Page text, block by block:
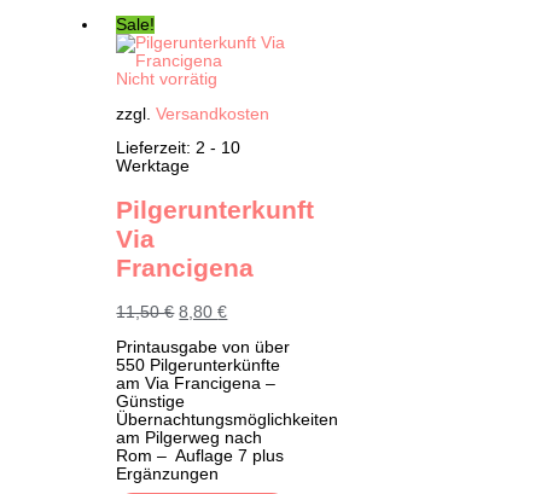
Sale!
Nicht vorrätig
zzgl.Versandkosten
Lieferzeit:2 - 10
Werktage
Pilgerunterkunft
Via
Francigena
11,50€ Ursprünglicher
war:
11,50 €
8,80€Aktueller
ist:
8,80 €.
Printausgabe von über
550 Pilgerunterkünfte
am Via Francigena –
Günstige
Übernachtungsmöglichkeiten
am Pilgerweg nach
Rom – Auflage 7 plus
Ergänzungen